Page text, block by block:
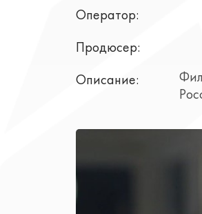
Оператор:
Продюсер:
Описание: